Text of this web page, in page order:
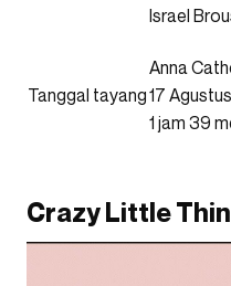
Israel
Anna
Tanggal tayang17
1 jam 39
Crazy Little